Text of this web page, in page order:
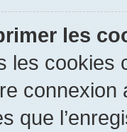
les
les cookies
que